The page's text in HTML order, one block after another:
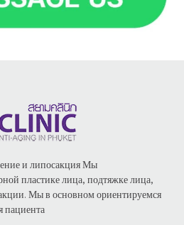
и липосакция Мы
пластике лица, подтяжке лица,
Мы в основном ориентируемся
пациента